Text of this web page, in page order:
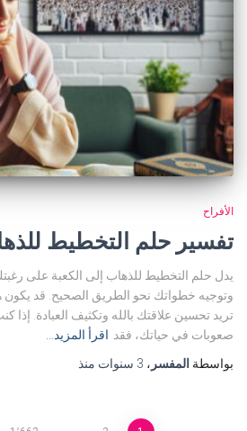
الأفراح
تفسير حلم التخطيط
يدل حلم التخطيط للذهاب إلى الكعبة على
وتوجيه خطواتك نحو الطريق الصحيح. قد يكون
تريد تحسين علاقتك بالله وتكثيف العبادة.
صعوبات في حياتك، فقد اقرأ المزيد…
بواسطة المفسر ، 3 سنوات منذ